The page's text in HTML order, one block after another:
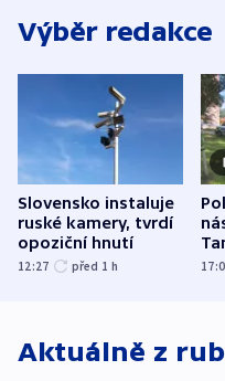
Výběr redakce
Slovensko instaluje
ruské kamery, tvrdí
opoziční hnutí
12:27 před 1 h
Aktuálně z